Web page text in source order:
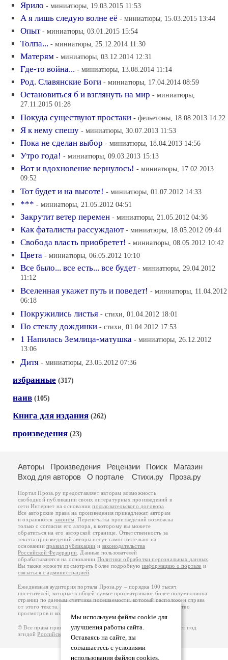
Ярило - миниатюры, 19.03.2015 11:53
А я лишь следую волне её - миниатюры, 15.03.2015 13:44
Опыт - миниатюры, 03.01.2015 15:54
Толпа... - миниатюры, 25.12.2014 11:30
Матерям - миниатюры, 03.12.2014 12:31
Где-то война... - миниатюры, 13.08.2014 11:14
Род. Славянские Боги - миниатюры, 17.04.2014 08:59
Остановиться б и взглянуть на мир - миниатюры,
27.11.2015 01:28
Покуда существуют простаки - фельетоны, 18.08.2013 14:22
Я к нему спешу - миниатюры, 30.07.2013 11:53
Пока не сделан выбор - миниатюры, 18.04.2013 14:56
Утро года! - миниатюры, 09.03.2013 15:13
Вот и вдохновение вернулось! - миниатюры, 17.02.2013
09:52
Тот будет и на высоте! - миниатюры, 01.07.2012 14:33
*** - миниатюры, 21.05.2012 04:51
Закрутит ветер перемен - миниатюры, 21.05.2012 04:36
Как фаталисты рассуждают - миниатюры, 18.05.2012 09:44
Свобода власть приобретет! - миниатюры, 08.05.2012 10:42
Цвета - миниатюры, 06.05.2012 10:10
Все было... все есть... все будет - миниатюры, 29.04.2012
11:12
Вселенная укажет путь и поведет! - миниатюры, 11.04.2012
06:18
Покружились листья - стихи, 01.04.2012 18:01
По стеклу дождинки - стихи, 01.04.2012 17:53
1 Напилась Землица-матушка - миниатюры, 26.12.2012
13:06
Дитя - миниатюры, 23.05.2012 07:36
избранные (317)
наив (105)
Книга для издания (262)
произведения (23)
Мы используем файлы cookie для
улучшения работы сайта.
Оставаясь на сайте, вы
соглашаетесь с условиями
использования файлов cookies.
Авторы Произведения Рецензии Поиск
Магазин
Вход для авторов
О портале Стихи.ру Проза.ру
Портал Проза.ру предоставляет авторам возможность
свободной публикации своих литературных произведений в
сети Интернет на основаниипользовательского договора
Все авторские права на произведения принадлежат авторам
и охраняются законом . Перепечатка произведений возможна
только с согласия его автора, к которому вы можете
обратиться на его авторской странице. Ответственность за
тексты произведений авторы несут самостоятельно на
основанииправил публикации изаконодательства
Российской Федерации . Данные пользователей
обрабатываются на основании Политики обработки персональных данных
Вы также можете посмотреть более подробную информацию о портале и
связаться с администрацией
Ежедневная аудитория портала Проза.ру – порядка 100 тысяч
посетителей, которые в общей сумме просматривают более полумиллиона
страниц по данным счетчика посещаемости, который расположен справа
от этого текста. В каждой графе указано по две цифры: количество
просмотров и количество посетителей.
© Все права принадлежат авторам, 2000-2026. Портал работает под
эгидойРоссийского союза писателей 18+